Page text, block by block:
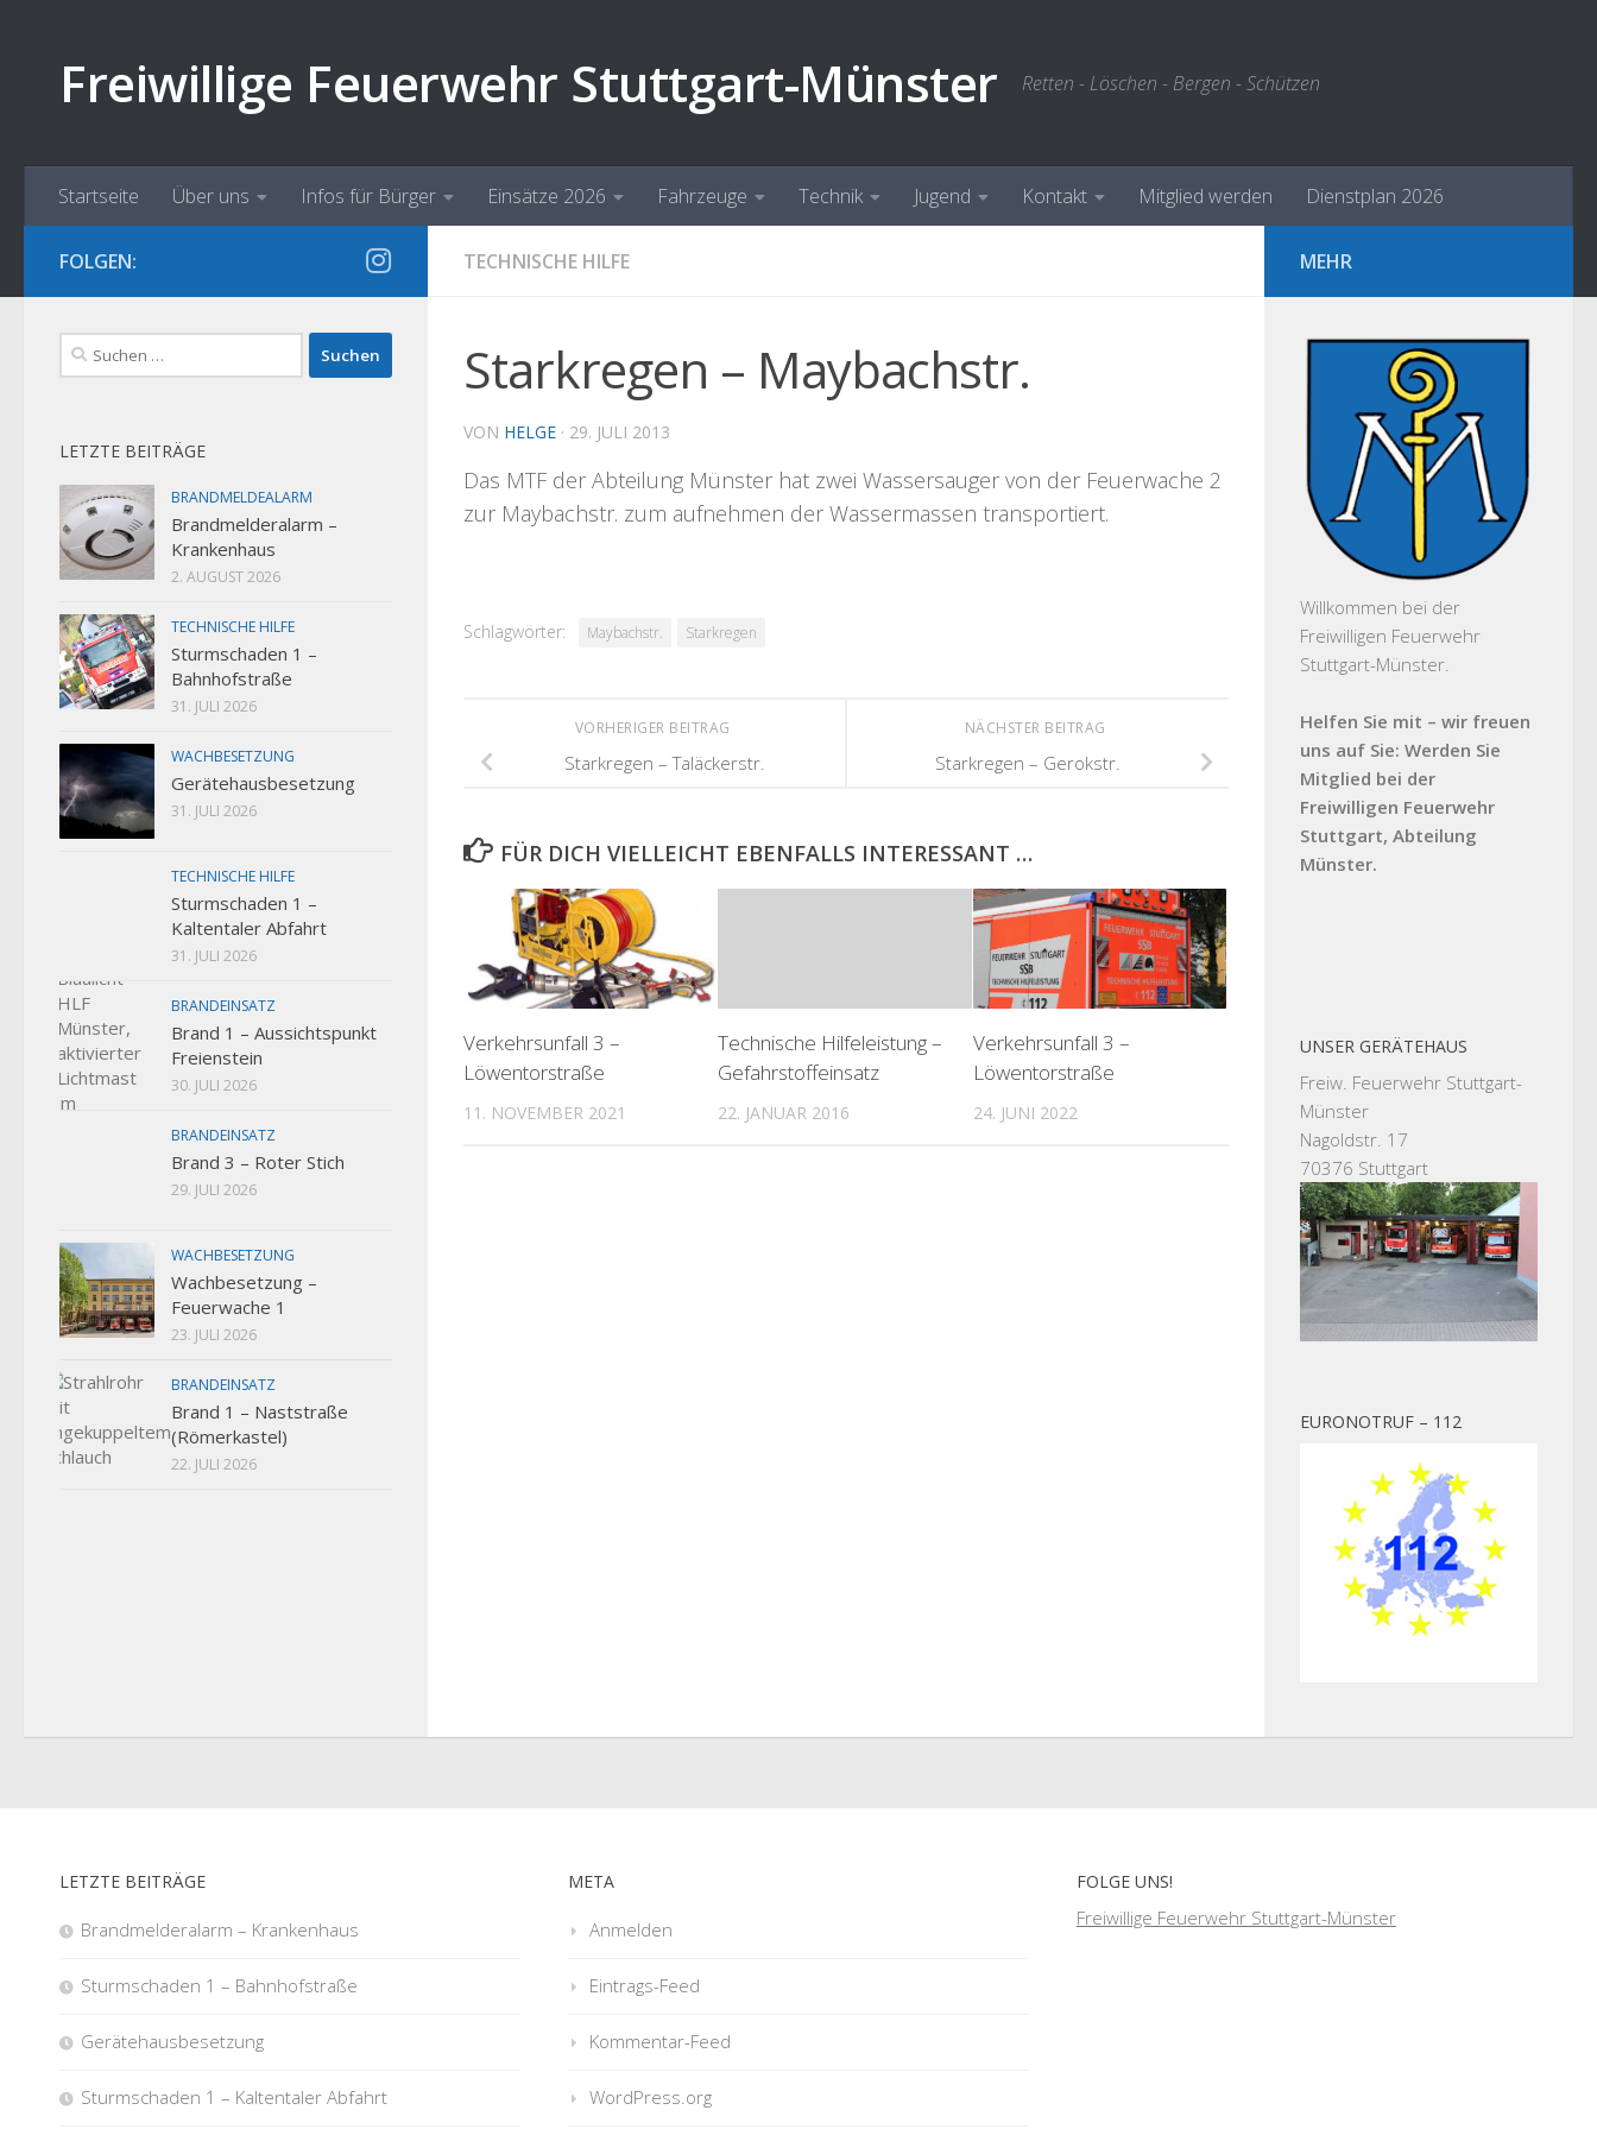
Freiwillige Feuerwehr Stuttgart-Münster Retten - Löschen - Bergen - Schützen
Startseite Über uns Infos für Bürger Einsätze 2026 Fahrzeuge Technik Jugend Kontakt Mitglied werden Dienstplan 2026
TECHNISCHE HILFE
Starkregen – Maybachstr.
VON HELGE · 29. JULI 2013
Das MTF der Abteilung Münster hat zwei Wassersauger von der Feuerwache 2
zur Maybachstr. zum aufnehmen der Wassermassen transportiert.
Schlagwörter: Maybachstr. Starkregen
NÄCHSTER BEITRAG
Starkregen – Gerokstr.
VORHERIGER BEITRAG
Starkregen – Taläckerstr.
FÜR DICH VIELLEICHT EBENFALLS INTERESSANT …
Verkehrsunfall 3 –
Löwentorstraße
11. NOVEMBER 2021
Technische Hilfeleistung –
Gefahrstoffeinsatz
22. JANUAR 2016
Verkehrsunfall 3 –
Löwentorstraße
24. JUNI 2022
FOLGEN:
Suchen
nach:
LETZTE BEITRÄGE
BRANDMELDEALARM
Brandmelderalarm –
Krankenhaus
2. AUGUST 2026
TECHNISCHE HILFE
Sturmschaden 1 –
Bahnhofstraße
31. JULI 2026
WACHBESETZUNG
Gerätehausbesetzung
31. JULI 2026
TECHNISCHE HILFE
Sturmschaden 1 –
Kaltentaler Abfahrt
31. JULI 2026
BRANDEINSATZ
Brand 1 – Aussichtspunkt
Freienstein
30. JULI 2026
BRANDEINSATZ
Brand 3 – Roter Stich
29. JULI 2026
WACHBESETZUNG
Wachbesetzung –
Feuerwache 1
23. JULI 2026
BRANDEINSATZ
Brand 1 – Naststraße
(Römerkastel)
22. JULI 2026
MEHR
Willkommen bei der
Freiwilligen Feuerwehr
Stuttgart-Münster.
Helfen Sie mit – wir freuen
uns auf Sie: Werden Sie
Mitglied bei der
Freiwilligen Feuerwehr
Stuttgart, Abteilung
Münster.
UNSER GERÄTEHAUS
Freiw. Feuerwehr Stuttgart-
Münster
Nagoldstr. 17
70376 Stuttgart
EURONOTRUF – 112
LETZTE BEITRÄGE
Brandmelderalarm – Krankenhaus
Sturmschaden 1 – Bahnhofstraße
Gerätehausbesetzung
Sturmschaden 1 – Kaltentaler Abfahrt
META
Anmelden
Eintrags-Feed
Kommentar-Feed
WordPress.org
FOLGE UNS!
Freiwillige Feuerwehr Stuttgart-Münster